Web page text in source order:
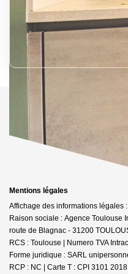
Mentions légales
Affichage des informations légales
Raison sociale : Agence Toulouse
route de Blagnac - 31200
RCS : Toulouse | Numero TVA
Forme juridique : SARL
RCP : NC | Carte T : CPI 3101